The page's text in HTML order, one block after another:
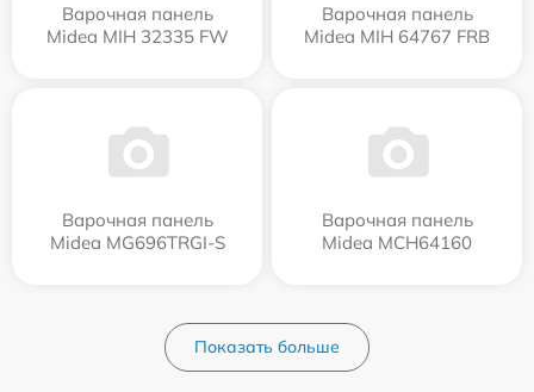
Варочная панель
Midea MIH 32335 FW
Варочная панель
Midea MIH 64767 FRB
Варочная панель
Midea MG696TRGI-S
Варочная панель
Midea MCH64160
Показать больше